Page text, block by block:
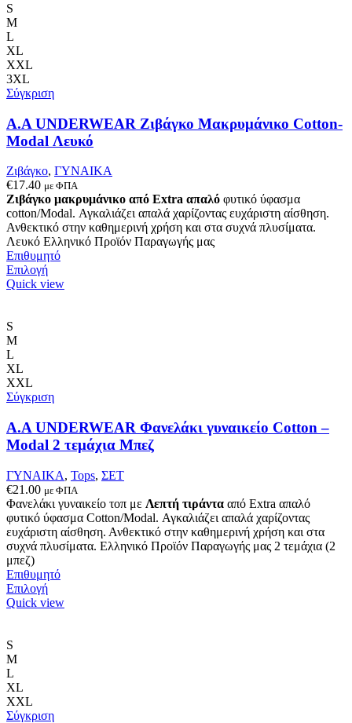
επιλεγούν
σελίδα
του
προϊόντος
S
M
L
XL
XXL
3XL
Σύγκριση
Α.A UNDERWEAR Ζιβάγκο Μακρυμάνικο Cotton-
Modal Λευκό
Ζιβάγκο, ΓΥΝΑΙΚΑ
€17.40 με ΦΠΑ
Ζιβάγκο μακρυμάνικο από Extra απαλό φυτικό ύφασμα
cotton/Modal. Αγκαλιάζει απαλά χαρίζοντας ευχάριστη αίσθηση.
Ανθεκτικό στην καθημερινή χρήση και στα συχνά πλυσίματα.
Λευκό Ελληνικό Προϊόν Παραγωγής μας
Επιθυμητό
ΕπιλογήΑυτό
το
να
στη
σελίδα
του
Quick view
S
M
L
XL
XXL
Σύγκριση
Α.A UNDERWEAR Φανελάκι γυναικείο Cotton –
Modal 2 τεμάχια Μπεζ
ΓΥΝΑΙΚΑ, Tops, ΣΕΤ
€21.00 με ΦΠΑ
Φανελάκι γυναικείο τοπ με Λεπτή τιράντα από Extra απαλό
φυτικό ύφασμα Cotton/Modal. Αγκαλιάζει απαλά χαρίζοντας
ευχάριστη αίσθηση. Ανθεκτικό στην καθημερινή χρήση και στα
συχνά πλυσίματα. Ελληνικό Προϊόν Παραγωγής μας 2 τεμάχια (2
μπεζ)
Επιθυμητό
ΕπιλογήΑυτό
το
να
Quick view
S
M
L
XL
XXL
Σύγκριση